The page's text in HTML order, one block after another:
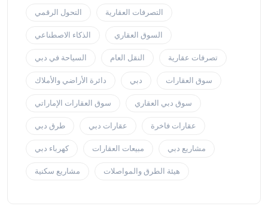
التحول الرقمي التصرفات العقارية
الذكاء الاصطناعي السوق العقاري
السياحة في دبي النقل العام تصرفات عقارية
دائرة الأراضي والأملاك دبي سوق العقارات
سوق العقارات الإماراتي سوق دبي العقاري
طرق دبي عقارات دبي عقارات فاخرة
كهرباء دبي مبيعات العقارات مشاريع دبي
مشاريع سكنية هيئة الطرق والمواصلات